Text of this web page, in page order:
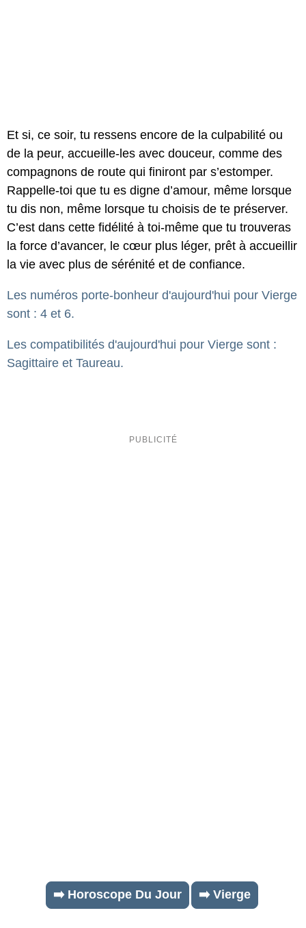
Et si, ce soir, tu ressens encore de la culpabilité ou
de la peur, accueille-les avec douceur, comme des
compagnons de route qui finiront par s’estomper.
Rappelle-toi que tu es digne d’amour, même lorsque
tu dis non, même lorsque tu choisis de te préserver.
C’est dans cette fidélité à toi-même que tu trouveras
la force d’avancer, le cœur plus léger, prêt à accueillir
la vie avec plus de sérénité et de confiance.
Les numéros porte-bonheur d'aujourd'hui pour Vierge
sont : 4 et 6.
Les compatibilités d'aujourd'hui pour Vierge sont :
Sagittaire et Taureau.
➡️ Horoscope Du Jour ➡️ Vierge